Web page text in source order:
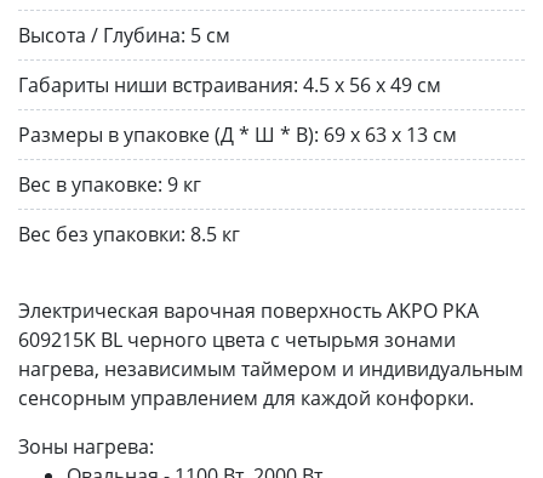
Высота / Глубина: 5 см
Габариты ниши встраивания: 4.5 х 56 х 49 см
Размеры в упаковке (Д * Ш * В): 69 х 63 х 13 см
Вес в упаковке: 9 кг
Вес без упаковки: 8.5 кг
Электрическая варочная поверхность AKPO PKA
609215K BL черного цвета с четырьмя зонами
нагрева, независимым таймером и индивидуальным
сенсорным управлением для каждой конфорки.
Зоны нагрева: